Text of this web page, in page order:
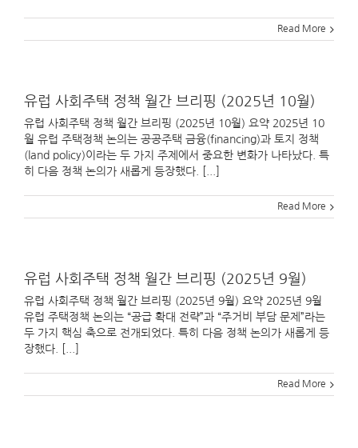
Read More
유럽 사회주택 정책 월간 브리핑 (2025년 10월)
유럽 사회주택 정책 월간 브리핑 (2025년 10월) 요약 2025년 10
월 유럽 주택정책 논의는 공공주택 금융(financing)과 토지 정책
(land policy)이라는 두 가지 주제에서 중요한 변화가 나타났다. 특
히 다음 정책 논의가 새롭게 등장했다. [...]
Read More
유럽 사회주택 정책 월간 브리핑 (2025년 9월)
유럽 사회주택 정책 월간 브리핑 (2025년 9월) 요약 2025년 9월
유럽 주택정책 논의는 “공급 확대 전략”과 “주거비 부담 문제”라는
두 가지 핵심 축으로 전개되었다. 특히 다음 정책 논의가 새롭게 등
장했다. [...]
Read More